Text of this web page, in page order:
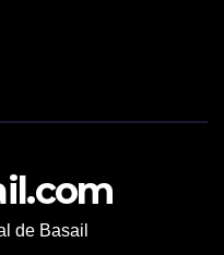
de Basail